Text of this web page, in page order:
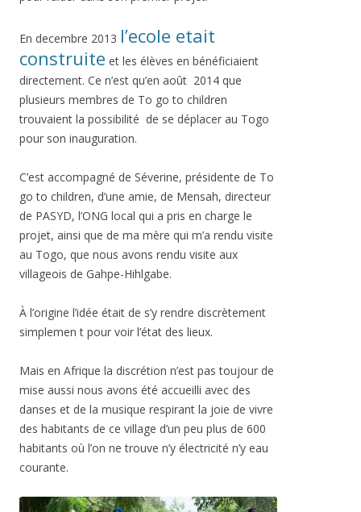
En decembre 2013 l’ecole etait
construite et les élèves en bénéficiaient
directement. Ce n’est qu’en août 2014 que
plusieurs membres de To go to children
trouvaient la possibilité de se déplacer au Togo
pour son inauguration.
C’est accompagné de Séverine, présidente de To
go to children, d’une amie, de Mensah, directeur
de PASYD, l’ONG local qui a pris en charge le
projet, ainsi que de ma mère qui m’a rendu visite
au Togo, que nous avons rendu visite aux
villageois de Gahpe-Hihlgabe.
À l’origine l’idée était de s’y rendre discrètement
simplemen t pour voir l’état des lieux.
Mais en Afrique la discrétion n’est pas toujour de
mise aussi nous avons été accueilli avec des
danses et de la musique respirant la joie de vivre
des habitants de ce village d’un peu plus de 600
habitants où l’on ne trouve n’y électricité n’y eau
courante.